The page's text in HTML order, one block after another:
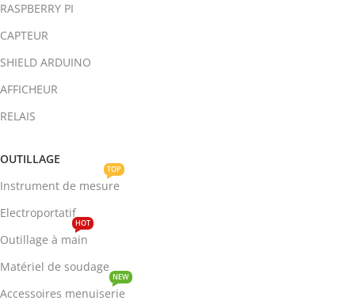
RASPBERRY PI
CAPTEUR
SHIELD ARDUINO
AFFICHEUR
RELAIS
OUTILLAGE
Instrument de mesure
TOP
Electroportatif
Outillage à main
HOT
Matériel de soudage
Accessoires menuiserie
NEW